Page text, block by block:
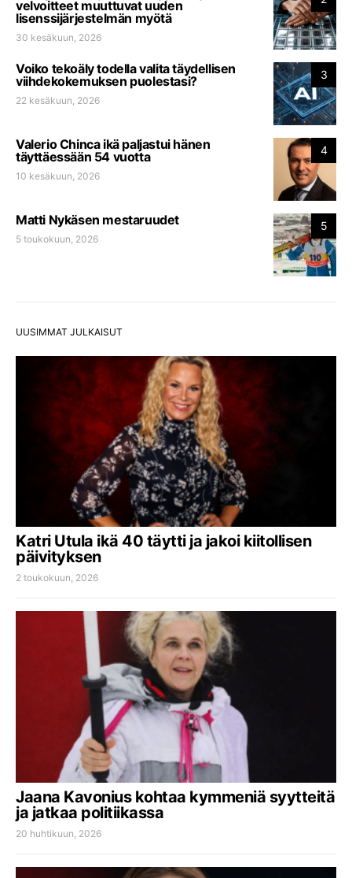
velvoitteet muuttuvat uuden
lisenssijärjestelmän myötä
30 kesäkuun, 2026
3
Voiko tekoäly todella valita täydellisen
viihdekokemuksen puolestasi?
22 kesäkuun, 2026
4
Valerio Chinca ikä paljastui hänen
täyttäessään 54 vuotta
10 kesäkuun, 2026
5
Matti Nykäsen mestaruudet
5 toukokuun, 2026
UUSIMMAT JULKAISUT
Katri Utula ikä 40 täytti ja jakoi kiitollisen
päivityksen
2 toukokuun, 2026
Jaana Kavonius kohtaa kymmeniä syytteitä
ja jatkaa politiikassa
20 huhtikuun, 2026